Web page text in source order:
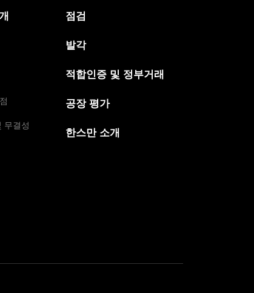
무결성
점검
발각
적합인증 및 정부거래
공장 평가
한스만 소개